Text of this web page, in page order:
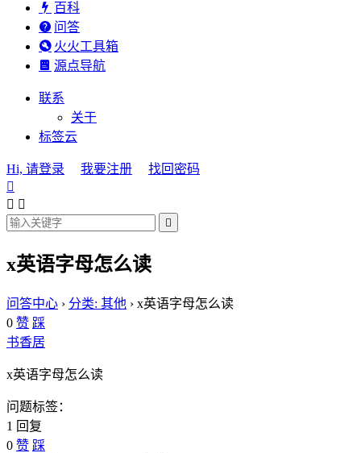
百科
问答
火火工具箱
源点导航
联系
关于
标签云
Hi, 请登录 我要注册
找回密码

 

x英语字母怎么读
问答中心 › 分类: 其他 › x英语字母怎么读
0 赞 踩
书香居
x英语字母怎么读
问题标签：
1 回复
0 赞 踩